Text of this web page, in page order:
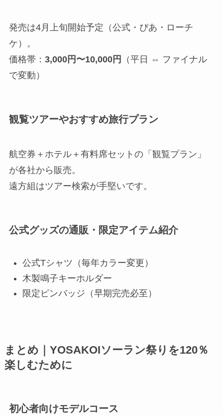
発売は4月上旬開始予定（公式・ぴあ・ローチ
ケ）。
価格帯： 3,000円〜10,000円
（平日 ⇔ ファイナル
で変動）
観覧ツアーやおすすめ旅行プラン
航空券＋ホテル＋有料席セットの「観覧プラン」
が各社から販売。
遠方組はツアー検索が手堅いです。
公式グッズの通販・限定アイテム紹介
公式Tシャツ（毎年カラー変更）
木製鳴子キーホルダー
限定ピンバッジ（早期完売必至）
まとめ｜YOSAKOIソーラン祭りを120％
楽しむために
初心者向けモデルコース